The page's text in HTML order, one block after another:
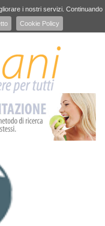
i nostri servizi. Continuando
Cookie Policy